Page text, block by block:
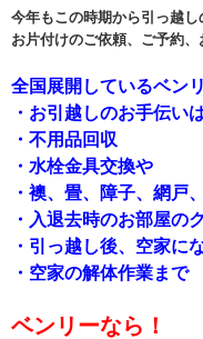
今年もこの時期から引っ越
お片付けのご依頼、ご予約
全国展開しているベン
・お引越しのお手伝い
・不用品回収
・水栓金具交換や
・襖、畳、障子、網戸
・入退去時のお部屋の
・引っ越し後、空家に
・空家の解体作業まで
ベンリーなら！